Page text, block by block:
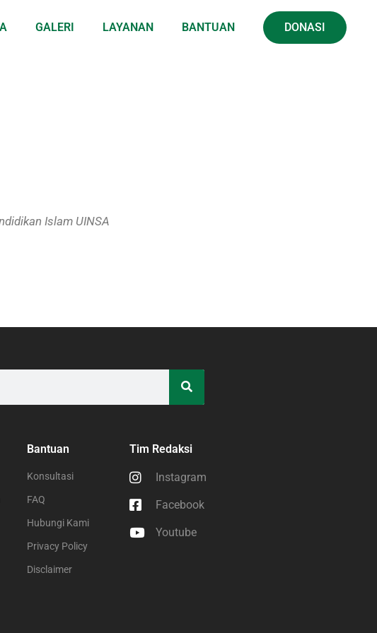
GALERI LAYANAN BANTUAN DONASI
Islam UINSA
Bantuan
Konsultasi
FAQ
Hubungi Kami
Privacy Policy
Disclaimer
Tim Redaksi
Instagram
Facebook
Youtube